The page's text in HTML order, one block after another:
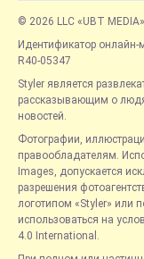
© 2026 LLC «UBT MEDIA»
Идентификатор онлайн-
R40-05347
Styler является
рассказывающим о
новостей.
Фотографии,
правообладателям.
Images, допускается
разрешения
логотипом «Styler» или
использоваться на
4.0 International.